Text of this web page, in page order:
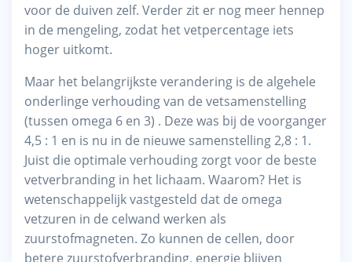
voor de duiven zelf. Verder zit er nog meer hennep
in de mengeling, zodat het vetpercentage iets
hoger uitkomt.
Maar het belangrijkste verandering is de algehele
onderlinge verhouding van de vetsamenstelling
(tussen omega 6 en 3) . Deze was bij de voorganger
4,5 : 1 en is nu in de nieuwe samenstelling 2,8 : 1.
Juist die optimale verhouding zorgt voor de beste
vetverbranding in het lichaam. Waarom? Het is
wetenschappelijk vastgesteld dat de omega
vetzuren in de celwand werken als
zuurstofmagneten. Zo kunnen de cellen, door
betere zuurstofverbranding, energie blijven